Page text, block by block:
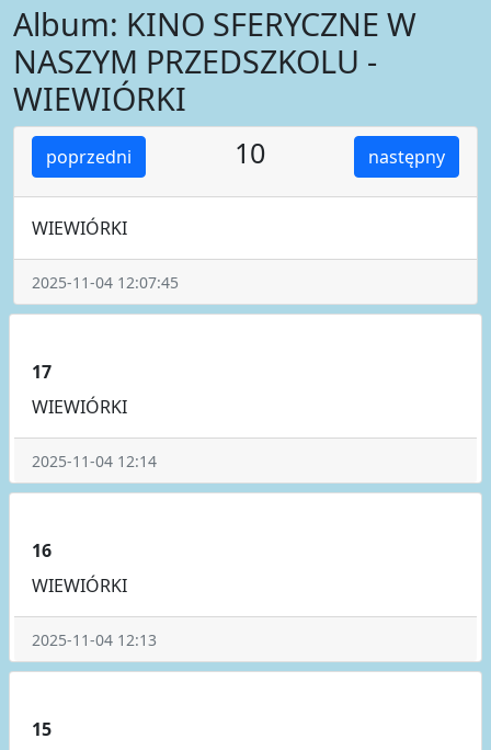
Album: KINO SFERYCZNE W
NASZYM PRZEDSZKOLU -
WIEWIÓRKI
poprzedni następny
10
WIEWIÓRKI
2025-11-04 12:07:45
17
WIEWIÓRKI
2025-11-04 12:14
16
WIEWIÓRKI
2025-11-04 12:13
15